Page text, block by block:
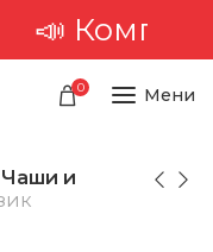
📣
0 Мени
Чаши и